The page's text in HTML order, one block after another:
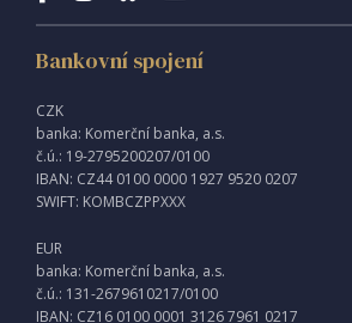
Bankovní spojení
CZK
banka: Komerční banka, a.s.
č.ú.: 19-2795200207/0100
IBAN: CZ44 0100 0000 1927 9520 0207
SWIFT: KOMBCZPPXXX
EUR
banka: Komerční banka, a.s.
č.ú.: 131-2679610217/0100
IBAN: CZ16 0100 0001 3126 7961 0217